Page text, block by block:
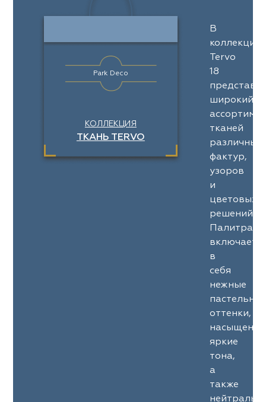
Park Deco
КОЛЛЕКЦИЯ
ТКАНЬ TERVO
В
коллекции
Tervo
18
широкий
тканей
различных
фактур,
узоров
и
цветовых
решений.
Палитра
включает
в
себя
нежные
оттенки,
яркие
тона,
а
также